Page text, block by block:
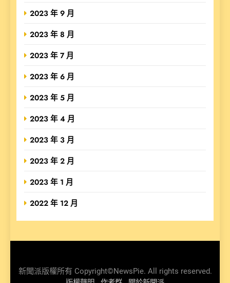
2023 年 9 月
2023 年 8 月
2023 年 7 月
2023 年 6 月
2023 年 5 月
2023 年 4 月
2023 年 3 月
2023 年 2 月
2023 年 1 月
2022 年 12 月
新聞派版權所有 Copyright©NewsPie. All rights reserved.